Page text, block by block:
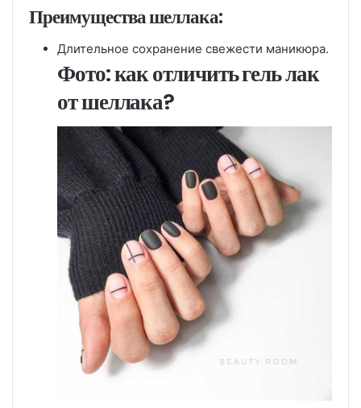
Преимущества шеллака:
Длительное сохранение свежести маникюра.
Фото: как отличить гель лак
от шеллака?